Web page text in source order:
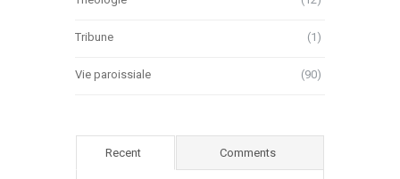
Tribune (1)
Vie paroissiale (90)
Recent Comments